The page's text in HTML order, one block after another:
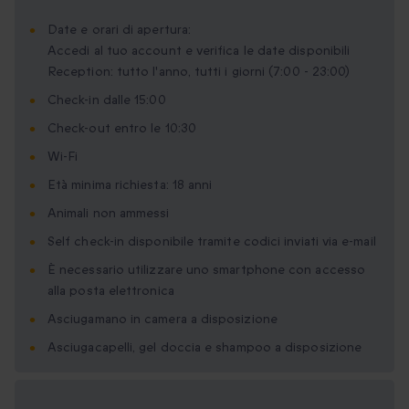
Date e orari di apertura:
Accedi al tuo account e verifica le date disponibili
Reception: tutto l'anno, tutti i giorni (7:00 - 23:00)
Check-in dalle 15:00
Check-out entro le 10:30
Wi-Fi
Età minima richiesta: 18 anni
Animali non ammessi
Self check-in disponibile tramite codici inviati via e-mail
È necessario utilizzare uno smartphone con accesso
alla posta elettronica
Asciugamano in camera a disposizione
Asciugacapelli, gel doccia e shampoo a disposizione